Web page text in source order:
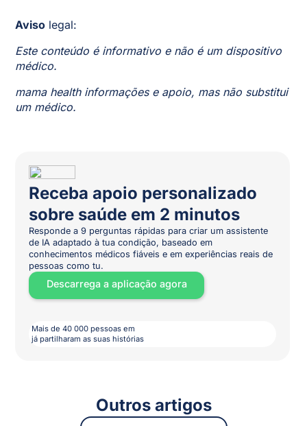
Aviso legal:
Este conteúdo é informativo e não é um dispositivo
médico.
mama health informações e apoio, mas não substitui
um médico.
Receba apoio personalizado
sobre saúde em 2 minutos
Responde a 9 perguntas rápidas para criar um assistente
de IA adaptado à tua condição, baseado em
conhecimentos médicos fiáveis e em experiências reais de
pessoas como tu.
Descarrega a aplicação agora
Mais de 40 000 pessoas em
já partilharam as suas histórias
Outros artigos